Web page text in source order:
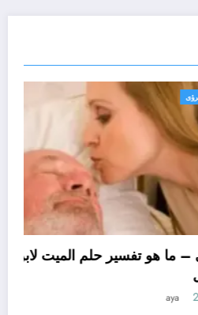
ابن سيرين لتفسير حلم